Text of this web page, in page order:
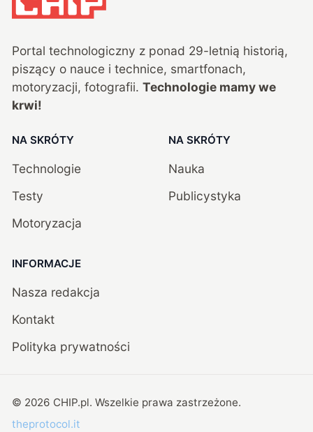
Portal technologiczny z ponad 29-letnią historią,
piszący o nauce i technice, smartfonach,
motoryzacji, fotografii. Technologie mamy we
krwi!
NA SKRÓTY
Technologie
Testy
Motoryzacja
NA SKRÓTY
Nauka
Publicystyka
INFORMACJE
Nasza redakcja
Kontakt
Polityka prywatności
© 2026 CHIP.pl. Wszelkie prawa zastrzeżone.
theprotocol.it